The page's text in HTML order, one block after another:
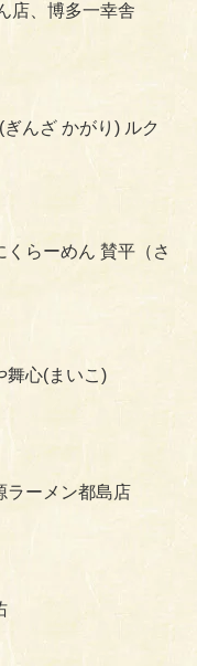
店、博多一幸舎
ぎんざ かがり) ルク
くらーめん 賛平（さ
舞心(まいこ)
ラーメン都島店